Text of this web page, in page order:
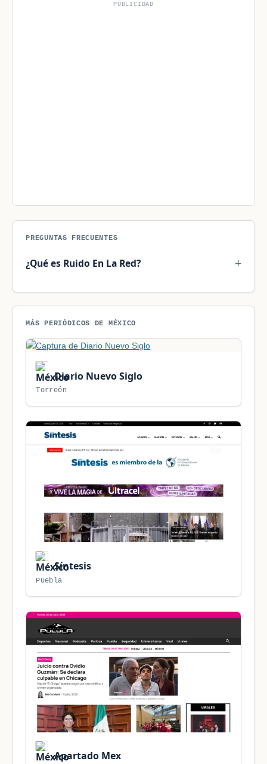
PUBLICIDAD
PREGUNTAS FRECUENTES
¿Qué es Ruido En La Red?
MÁS PERIÓDICOS DE MÉXICO
Diario Nuevo Siglo
Torreón
Síntesis
Puebla
Apartado Mex